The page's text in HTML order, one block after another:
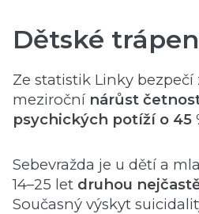
Dětské
Ze statistik Linky bezpečí
meziroční nárůst
psychických potíží o 45
Sebevražda je u dětí a
14–25 let druhou
Současný výskyt